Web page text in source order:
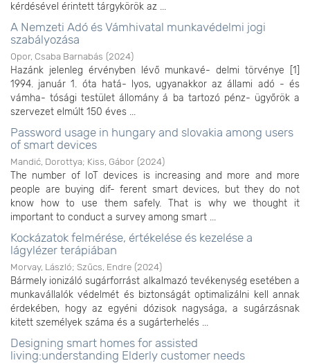
kérdésével érintett tárgykörök az ...
A Nemzeti Adó és Vámhivatal munkavédelmi jogi
szabályozása
Opor, Csaba Barnabás (2024)
Hazánk jelenleg érvényben lévő munkavé- delmi törvénye [1]
1994. január 1. óta hatá- lyos, ugyanakkor az állami adó - és
vámha- tósági testület állomány á ba tartozó pénz- ügyőrök a
szervezet elmúlt 150 éves ...
Password usage in hungary and slovakia among users
of smart devices
Mandić, Dorottya; Kiss, Gábor (2024)
The number of IoT devices is increasing and more and more
people are buying dif- ferent smart devices, but they do not
know how to use them safely. That is why we thought it
important to conduct a survey among smart ...
Kockázatok felmérése, értékelése és kezelése a
lágylézer terápiában
Morvay, László; Szűcs, Endre (2024)
Bármely ionizáló sugárforrást alkalmazó tevékenység esetében a
munkavállalók védelmét és biztonságát optimalizálni kell annak
érdekében, hogy az egyéni dózisok nagysága, a sugárzásnak
kitett személyek száma és a sugárterhelés ...
Designing smart homes for assisted
living:understanding Elderly customer needs